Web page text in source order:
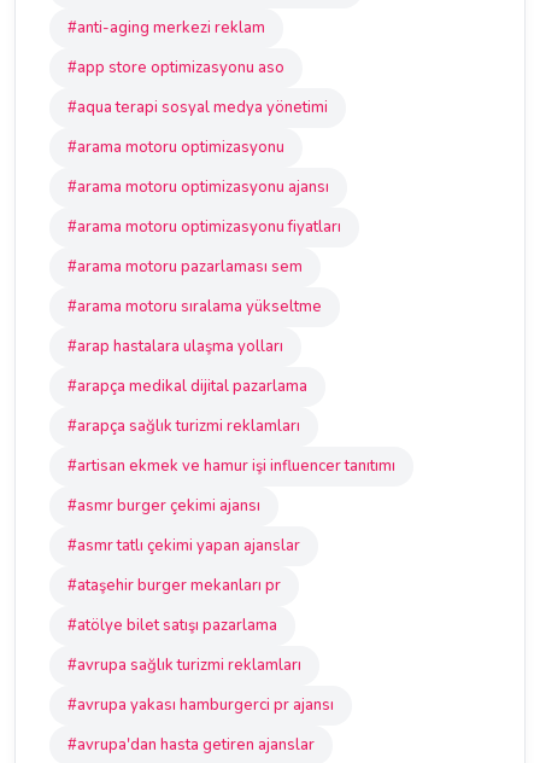
#anti-aging merkezi reklam
#app store optimizasyonu aso
#aqua terapi sosyal medya yönetimi
#arama motoru optimizasyonu
#arama motoru optimizasyonu ajansı
#arama motoru optimizasyonu fiyatları
#arama motoru pazarlaması sem
#arama motoru sıralama yükseltme
#arap hastalara ulaşma yolları
#arapça medikal dijital pazarlama
#arapça sağlık turizmi reklamları
#artisan ekmek ve hamur işi influencer tanıtımı
#asmr burger çekimi ajansı
#asmr tatlı çekimi yapan ajanslar
#ataşehir burger mekanları pr
#atölye bilet satışı pazarlama
#avrupa sağlık turizmi reklamları
#avrupa yakası hamburgerci pr ajansı
#avrupa'dan hasta getiren ajanslar